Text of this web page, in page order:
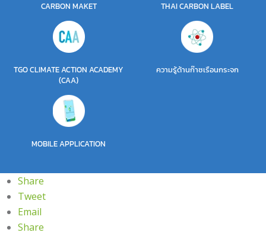
CARBON MAKET THAI CARBON LABEL
TGO CLIMATE ACTION ACADEMY
(CAA)
ความรู้ด้านก๊าซเรือนกระจก
MOBILE APPLICATION
Share
Tweet
Email
Share